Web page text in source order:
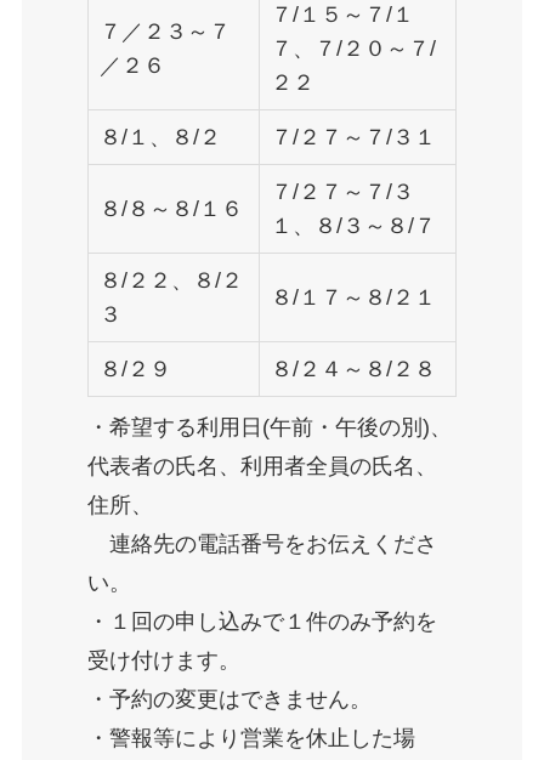
７／２３～７
／２６
７/１５～７/１
７、７/２０～７/
２２
８/１、８/２ ７/２７～７/３１
８/８～８/１６
７/２７～７/３
１、８/３～８/７
８/２２、８/２
３
８/１７～８/２１
８/２９ ８/２４～８/２８
・希望する利用日(午前・午後の別)、
代表者の氏名、利用者全員の氏名、
住所、
連絡先の電話番号をお伝えくださ
い。
・１回の申し込みで１件のみ予約を
受け付けます。
・予約の変更はできません。
・警報等により営業を休止した場